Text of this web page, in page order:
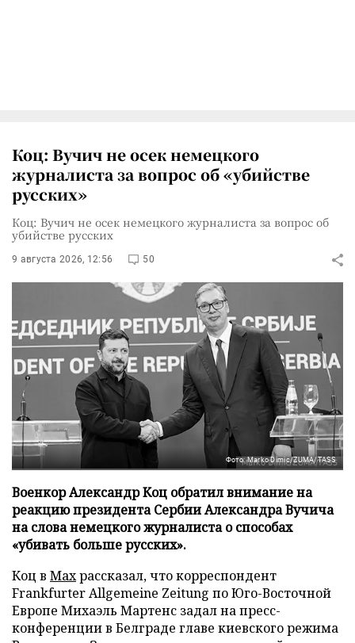
Коц: Вучич не осек немецкого
журналиста за вопрос об «убийстве
русских»
Коц: Вучич не осек немецкого журналиста за вопрос об
убийстве русских
9 августа 2026, 12:56 50
Фото: Marko Dimic/ZUMA/TASS
Военкор Александр Коц обратил внимание на
реакцию президента Сербии Александра Вучича
на слова немецкого журналиста о способах
«убивать больше русских».
Коц в Махрассказал, что корреспондент
Frankfurter Allgemeine Zeitung по Юго-Восточной
Европе Михаэль Мартенс задал на пресс-
конференции в Белграде главе киевского режима